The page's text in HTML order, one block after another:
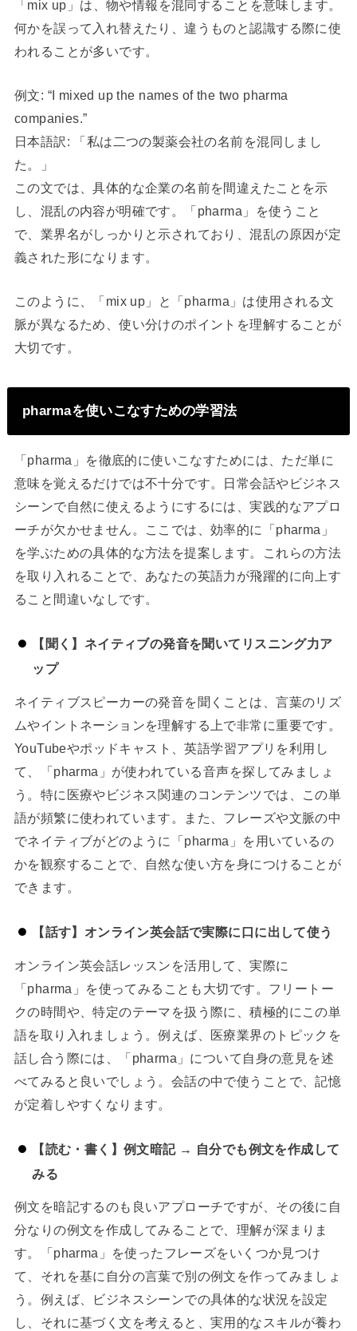
「mix up」は、物や情報を混同することを意味します。
何かを誤って入れ替えたり、違うものと認識する際に使
われることが多いです。
例文: “I mixed up the names of the two pharma
companies.”
日本語訳: 「私は二つの製薬会社の名前を混同しまし
た。」
この文では、具体的な企業の名前を間違えたことを示
し、混乱の内容が明確です。「pharma」を使うこと
で、業界名がしっかりと示されており、混乱の原因が定
義された形になります。
このように、「mix up」と「pharma」は使用される文
脈が異なるため、使い分けのポイントを理解することが
大切です。
pharmaを使いこなすための学習法
「pharma」を徹底的に使いこなすためには、ただ単に
意味を覚えるだけでは不十分です。日常会話やビジネス
シーンで自然に使えるようにするには、実践的なアプロ
ーチが欠かせません。ここでは、効率的に「pharma」
を学ぶための具体的な方法を提案します。これらの方法
を取り入れることで、あなたの英語力が飛躍的に向上す
ること間違いなしです。
【聞く】ネイティブの発音を聞いてリスニング力ア
ップ
ネイティブスピーカーの発音を聞くことは、言葉のリズ
ムやイントネーションを理解する上で非常に重要です。
YouTubeやポッドキャスト、英語学習アプリを利用し
て、「pharma」が使われている音声を探してみましょ
う。特に医療やビジネス関連のコンテンツでは、この単
語が頻繁に使われています。また、フレーズや文脈の中
でネイティブがどのように「pharma」を用いているの
かを観察することで、自然な使い方を身につけることが
できます。
【話す】オンライン英会話で実際に口に出して使う
オンライン英会話レッスンを活用して、実際に
「pharma」を使ってみることも大切です。フリートー
クの時間や、特定のテーマを扱う際に、積極的にこの単
語を取り入れましょう。例えば、医療業界のトピックを
話し合う際には、「pharma」について自身の意見を述
べてみると良いでしょう。会話の中で使うことで、記憶
が定着しやすくなります。
【読む・書く】例文暗記 → 自分でも例文を作成して
みる
例文を暗記するのも良いアプローチですが、その後に自
分なりの例文を作成してみることで、理解が深まりま
す。「pharma」を使ったフレーズをいくつか見つけ
て、それを基に自分の言葉で別の例文を作ってみましょ
う。例えば、ビジネスシーンでの具体的な状況を設定
し、それに基づく文を考えると、実用的なスキルが養わ